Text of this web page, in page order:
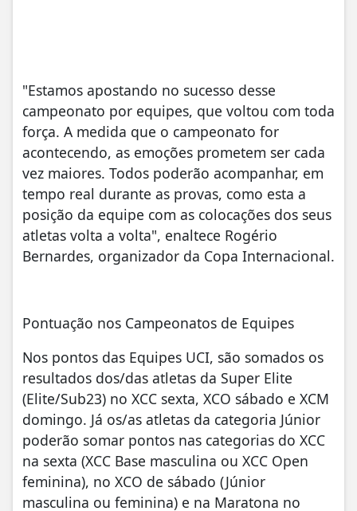
"Estamos apostando no sucesso desse
campeonato por equipes, que voltou com toda
força. A medida que o campeonato for
acontecendo, as emoções prometem ser cada
vez maiores. Todos poderão acompanhar, em
tempo real durante as provas, como esta a
posição da equipe com as colocações dos seus
atletas volta a volta", enaltece Rogério
Bernardes, organizador da Copa Internacional.
Pontuação nos Campeonatos de Equipes
Nos pontos das Equipes UCI, são somados os
resultados dos/das atletas da Super Elite
(Elite/Sub23) no XCC sexta, XCO sábado e XCM
domingo. Já os/as atletas da categoria Júnior
poderão somar pontos nas categorias do XCC
na sexta (XCC Base masculina ou XCC Open
feminina), no XCO de sábado (Júnior
masculina ou feminina) e na Maratona no